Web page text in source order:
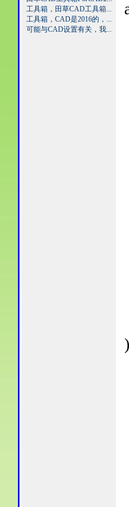
工具箱，田草CAD工具箱...
工具箱，CAD是2016的，...
可能与CAD设置有关，我...